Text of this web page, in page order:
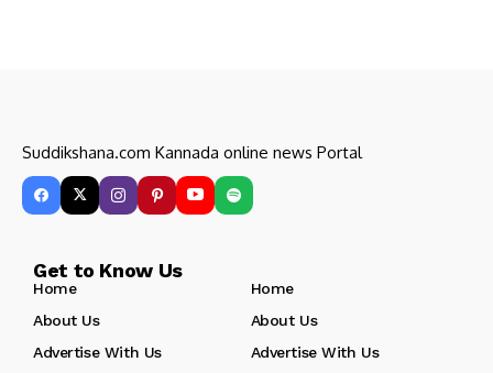
Suddikshana.com Kannada online news Portal
Get to Know Us
Home
Home
About Us
About Us
Advertise With Us
Advertise With Us